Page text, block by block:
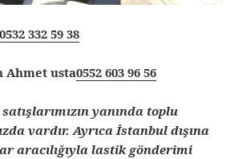
0532 332 59 38
Ahmet usta0552 603 96 56
yanında toplu
vardır. Ayrıca İstanbul dışına
aracılığıyla lastik gönderimi